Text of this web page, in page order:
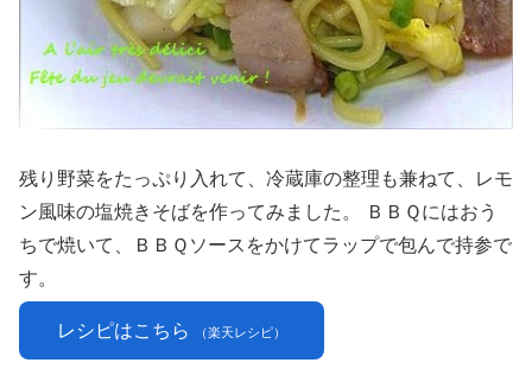
残り野菜をたっぷり入れて、冷蔵庫の整理も兼ねて、レモ
ン風味の塩焼きそばを作ってみました。 ＢＢＱにはおう
ちで焼いて、ＢＢＱソースをかけてラップで包んで持参で
す。
レシピはこちら （楽天レシピ）